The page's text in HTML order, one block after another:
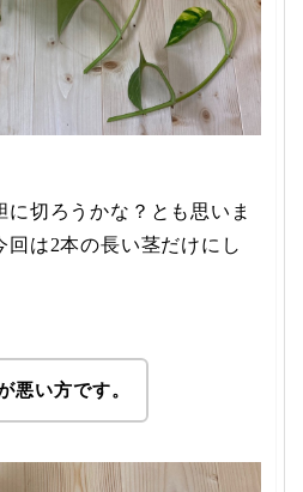
切ろうかな？とも思いま
回は2本の長い茎だけにし
悪い方です。